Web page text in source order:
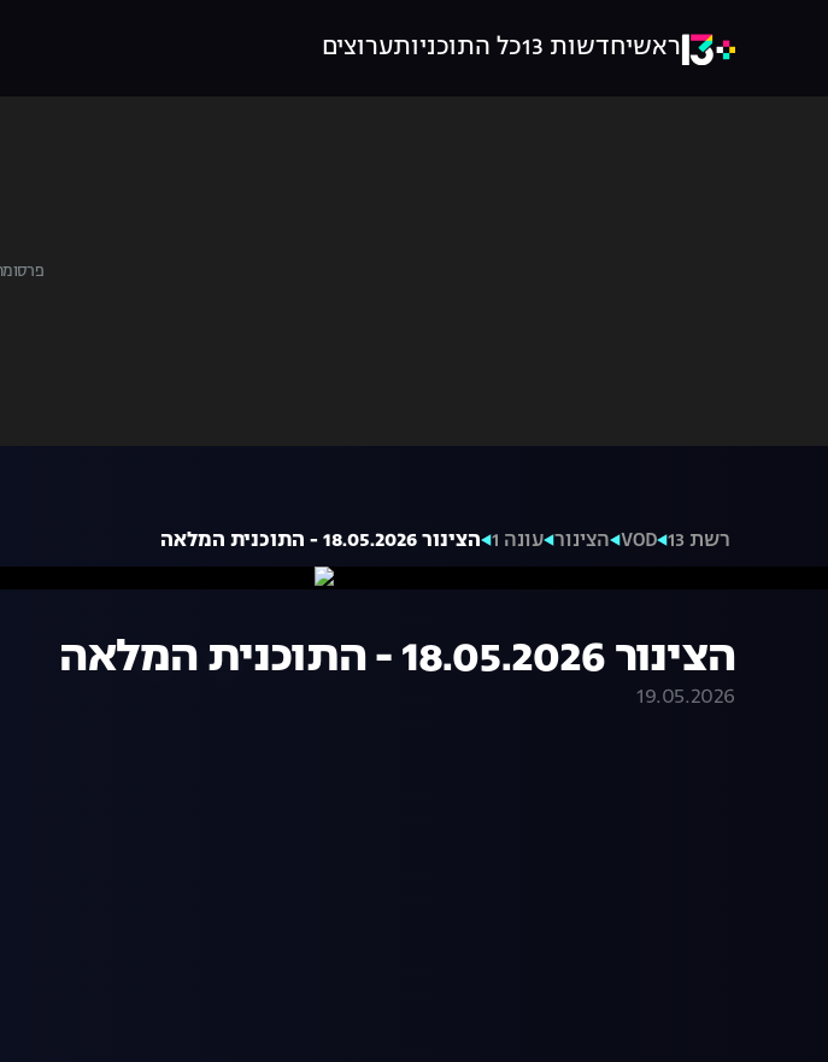
ראשיחדשות 13 כל התוכניותערוצים
רשת 13 VOD הצינור עונה 1 הצינור 18.05.2026 - התוכנית המלאה
הצינור 18.05.2026 - התוכנית המלאה
19.05.2026